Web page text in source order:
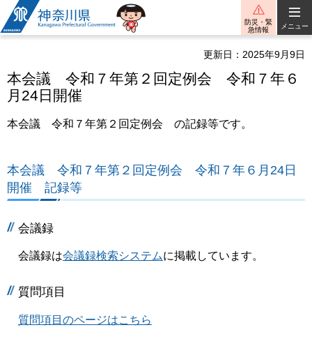
神奈川県
防災・緊
急情報
メニュー
更新日：2025年9月9日
本会議 令和７年第２回定例会 令和７年６
月24日開催
本会議 令和７年第２回定例会 の記録等です。
本会議 令和７年第２回定例会 令和７年６月24日
開催 記録等
会議録
会議録は会議録検索システムに掲載しています。
質問項目
質問項目のページはこちら